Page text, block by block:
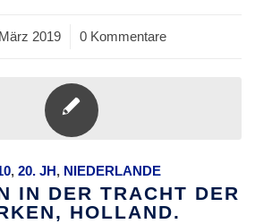
2019
/ 0 Kommentare
, 20. JH, NIEDERLANDE
IN DER TRACHT DER
HOLLAND.